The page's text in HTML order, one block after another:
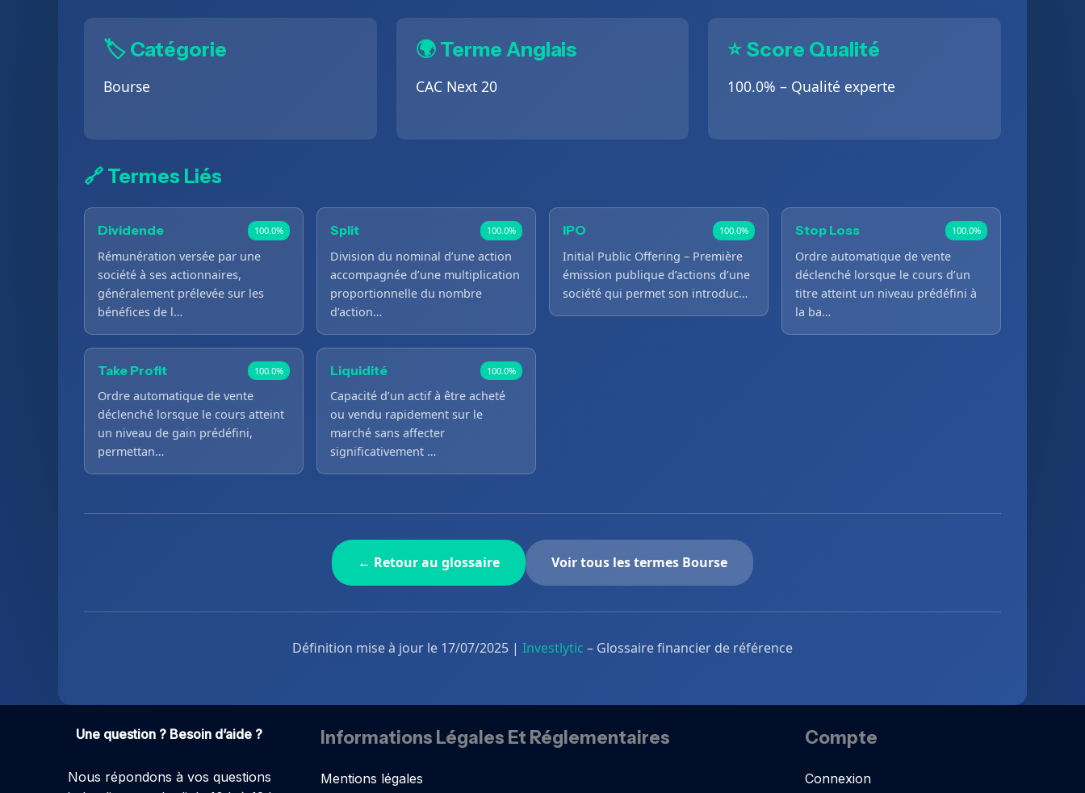
🏷️ Catégorie
Bourse
🌍 Terme Anglais
CAC Next 20
⭐ Score Qualité
100.0% – Qualité experte
🔗 Termes Liés
Dividende 100.0%
Rémunération versée par une
société à ses actionnaires,
généralement prélevée sur les
bénéfices de l…
Split 100.0%
Division du nominal d’une action
accompagnée d’une multiplication
proportionnelle du nombre
d’action…
IPO 100.0%
Initial Public Offering – Première
émission publique d’actions d’une
société qui permet son introduc…
Stop Loss 100.0%
Ordre automatique de vente
déclenché lorsque le cours d’un
titre atteint un niveau prédéfini à
la ba…
Take Profit 100.0%
Ordre automatique de vente
déclenché lorsque le cours atteint
un niveau de gain prédéfini,
permettan…
Liquidité 100.0%
Capacité d’un actif à être acheté
ou vendu rapidement sur le
marché sans affecter
significativement …
← Retour au glossaire Voir tous les termes Bourse
Définition mise à jour le 17/07/2025 | Investlytic – Glossaire financier de référence
Une question ? Besoin d’aide ?
Nous répondons à vos questions
Informations Légales Et Réglementaires
Mentions légales
Compte
Connexion